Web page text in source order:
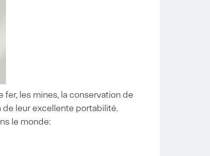
les mines, la conservation de
de leur excellente portabilité.
le monde: